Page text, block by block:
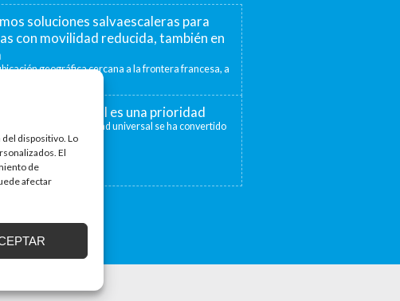
dispositivo. Lo
El
de
afectar
soluciones salvaescaleras para
con movilidad reducida, también en
geográfica cercana a la frontera francesa, a
nos permite ofrecer...
universal es una prioridad
década la accesibilidad universal se ha convertido
para...